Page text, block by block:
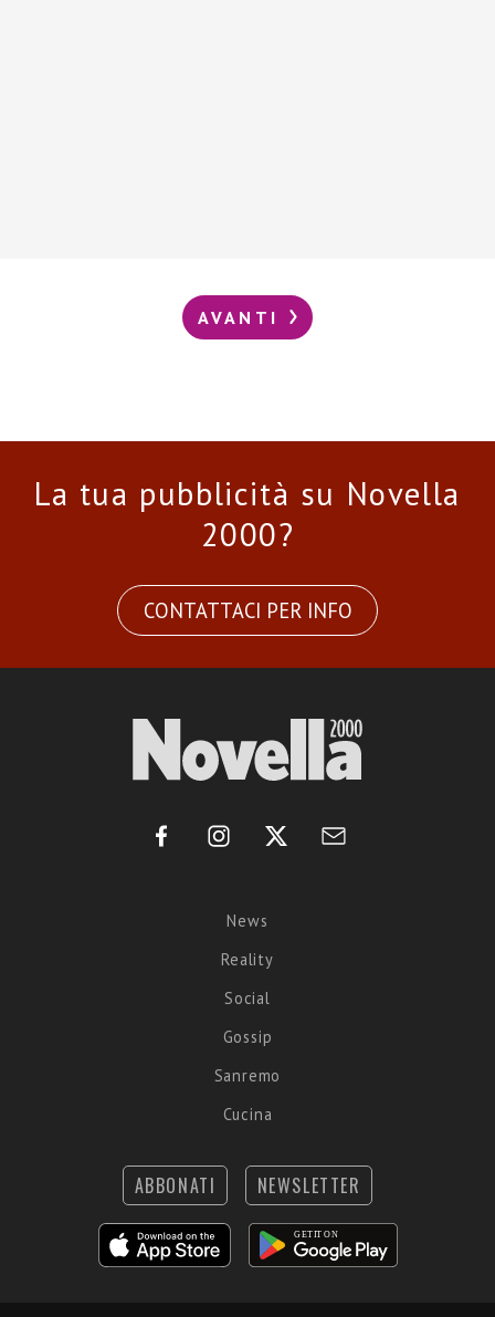
AVANTI
La tua pubblicità su Novella
2000?
CONTATTACI PER INFO
News
Reality
Social
Gossip
Sanremo
Cucina
ABBONATI NEWSLETTER